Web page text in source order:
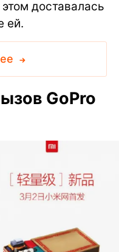
доставалась
ей.
GoPro